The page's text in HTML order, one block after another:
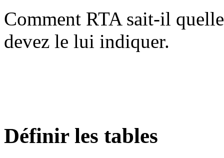
Comment RTA sait-il
devez le lui indiquer.
Définir les tables